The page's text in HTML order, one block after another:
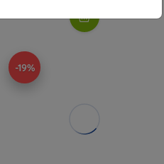
-19%